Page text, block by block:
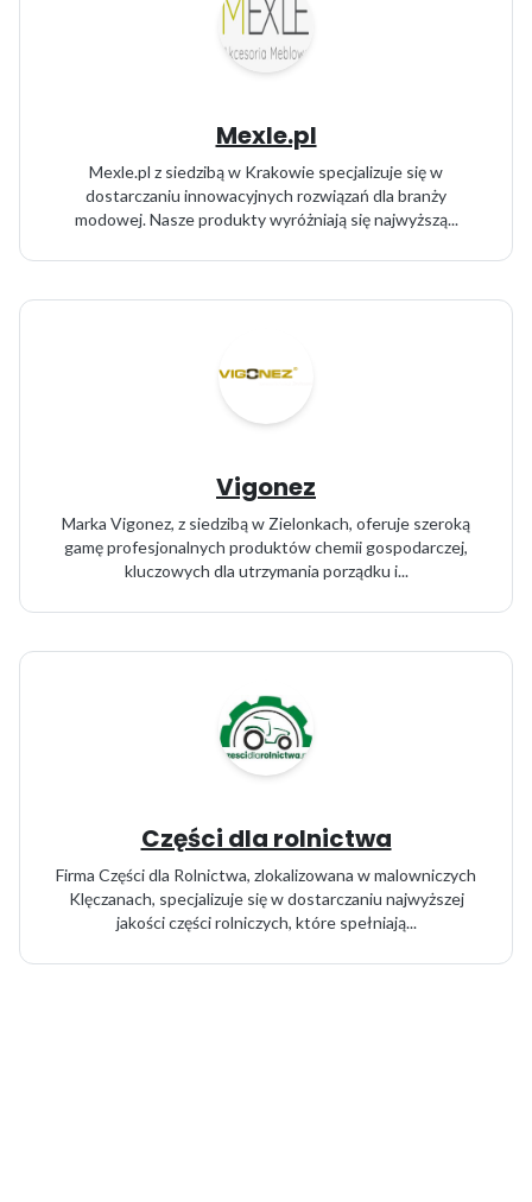
Mexle.pl
Mexle.pl z siedzibą w Krakowie specjalizuje się w
dostarczaniu innowacyjnych rozwiązań dla branży
modowej. Nasze produkty wyróżniają się najwyższą...
Vigonez
Marka Vigonez, z siedzibą w Zielonkach, oferuje szeroką
gamę profesjonalnych produktów chemii gospodarczej,
kluczowych dla utrzymania porządku i...
Części dla rolnictwa
Firma Części dla Rolnictwa, zlokalizowana w malowniczych
Klęczanach, specjalizuje się w dostarczaniu najwyższej
jakości części rolniczych, które spełniają...